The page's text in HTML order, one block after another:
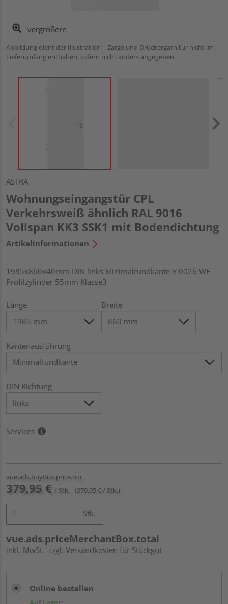
vergrößern
Abbildung dient der Illustration – Zarge und Drückergarnitur nicht im
Lieferumfang enthalten, sofern nicht anders angegeben.
ASTRA
Wohnungseingangstür CPL
Verkehrsweiß ähnlich RAL 9016
Vollspan KK3 SSK1 mit Bodendichtung
Artikelinformationen
1985x860x40mm DIN links Minimalrundkante V 0026 WF
Profilzylinder 55mm Klasse3
Länge Breite
Kantenausführung
DIN Richtung
Services
vue.ads.buyBox.price.rrp
379,95 € / Stk. (379,95 € / Stk.)
Stk.
vue.ads.priceMerchantBox.total
inkl. MwSt. zzgl. Versandkosten für Stückgut
Online bestellen